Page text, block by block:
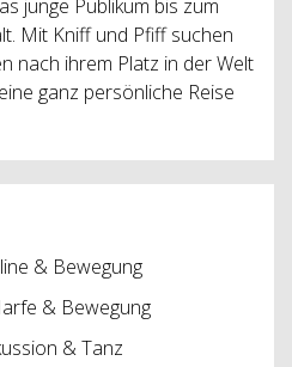
junge Publikum bis zum
Mit Kniff und Pfiff suchen
nach ihrem Platz in der Welt
ganz persönliche Reise
& Bewegung
& Bewegung
& Tanz